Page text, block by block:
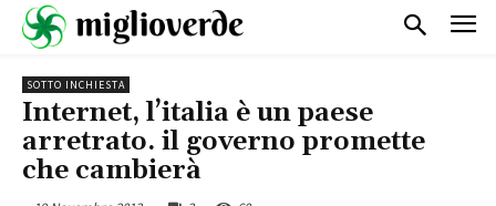
SOTTO INCHIESTA
Internet, l’italia è un paese
arretrato. il governo promette
che cambierà